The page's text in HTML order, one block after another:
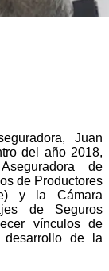
Juan
del año 2018,
de
de Productores
y la Cámara
de Seguros
vínculos de
desarrollo de la